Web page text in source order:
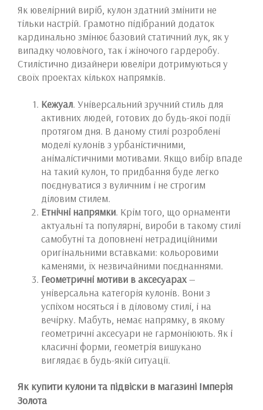
Як ювелірний виріб, кулон здатний змінити не
тільки настрій. Грамотно підібраний додаток
кардинально змінює базовий статичний лук, як у
випадку чоловічого, так і жіночого гардеробу.
Стилістично дизайнери ювеліри дотримуються у
своїх проектах кількох напрямків.
Кежуал. Універсальний зручний стиль для
активних людей, готових до будь-якої події
протягом дня. В даному стилі розроблені
моделі кулонів з урбаністичними,
анімалістичними мотивами. Якщо вибір впаде
на такий кулон, то придбання буде легко
поєднуватися з вуличним і не строгим
діловим стилем.
Етнічні напрямки. Крім того, що орнаменти
актуальні та популярні, вироби в такому стилі
самобутні та доповнені нетрадиційними
оригінальними вставками: кольоровими
каменями, їх незвичайними поєднаннями.
Геометричні мотиви в аксесуарах—
універсальна категорія кулонів. Вони з
успіхом носяться і в діловому стилі, і на
вечірку. Мабуть, немає напрямку, в якому
геометричні аксесуари не гармоніюють. Як і
класичні форми, геометрія вишукано
виглядає в будь-якій ситуації.
Як купити кулони та підвіски в магазині Імперія
Золота